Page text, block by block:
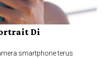
Di
smartphone terus